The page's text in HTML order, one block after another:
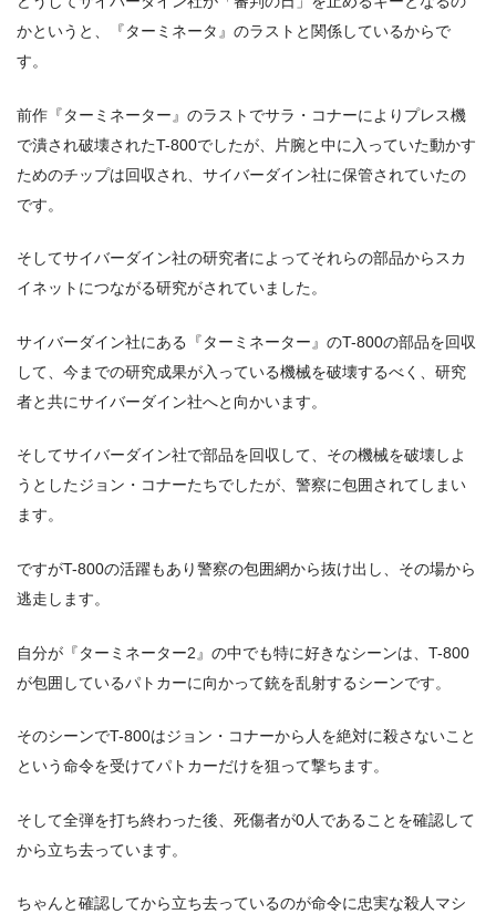
かというと、『ターミネータ』のラストと関係しているからで
す。
前作『ターミネーター』のラストでサラ・コナーによりプレス機
で潰され破壊されたT-800でしたが、片腕と中に入っていた動かす
ためのチップは回収され、サイバーダイン社に保管されていたの
です。
そしてサイバーダイン社の研究者によってそれらの部品からスカ
イネットにつながる研究がされていました。
サイバーダイン社にある『ターミネーター』のT-800の部品を回収
して、今までの研究成果が入っている機械を破壊するべく、研究
者と共にサイバーダイン社へと向かいます。
そしてサイバーダイン社で部品を回収して、その機械を破壊しよ
うとしたジョン・コナーたちでしたが、警察に包囲されてしまい
ます。
ですがT-800の活躍もあり警察の包囲網から抜け出し、その場から
逃走します。
自分が『ターミネーター2』の中でも特に好きなシーンは、T-800
が包囲しているパトカーに向かって銃を乱射するシーンです。
そのシーンでT-800はジョン・コナーから人を絶対に殺さないこと
という命令を受けてパトカーだけを狙って撃ちます。
そして全弾を打ち終わった後、死傷者が0人であることを確認して
から立ち去っています。
ちゃんと確認してから立ち去っているのが命令に忠実な殺人マシ